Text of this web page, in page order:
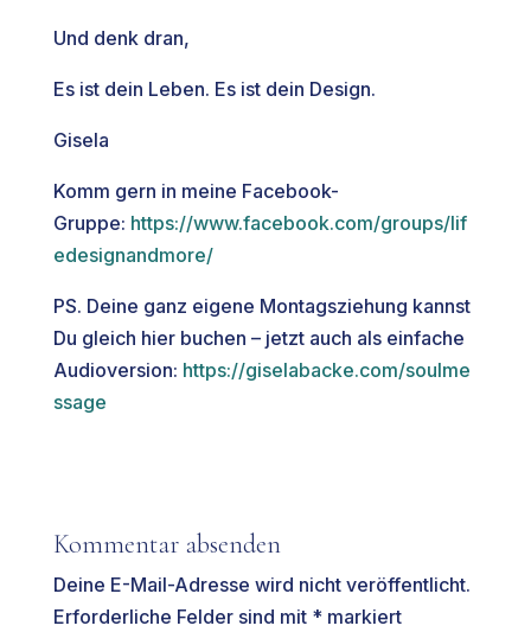
Und denk dran,
Es ist dein Leben. Es ist dein Design.
Gisela
Komm gern in meine Facebook-
Gruppe: https://www.facebook.com/groups/lif
edesignandmore/
PS. Deine ganz eigene Montagsziehung kannst
Du gleich hier buchen – jetzt auch als einfache
Audioversion: https://giselabacke.com/soulme
ssage
Kommentar absenden
Deine E-Mail-Adresse wird nicht veröffentlicht.
Erforderliche Felder sind mit *markiert